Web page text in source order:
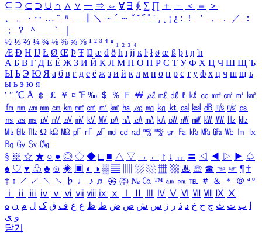
⊆ ⊇ ⊂ ⊃ ∪ ∩ ∧ ∨ ￢ ⇒ ⇔ ∀ ∃ ∮ ∑ ∏ ＋ － ＜ ＝
＞
、
。 · ‥ … ¨ 〃 ― ＼ ∼ ´ ～ ˇ ˘ ˝ ˚ ˙ ¸ ¡ ¿ ː ！ ＇ ， ． ／
：
；
？ ＾ ｀
½ ⅓ ⅔ ¼ ¾ ⅛ ⅜ ⅝ ⅞ ¹ ² ³ ⁴ ⁿ ₁ ₂ ₃ ₄
Æ Ð Ħ Ĳ Ł Ø Œ Þ Ŧ Ŋ æ đ ð ħ ı ĳ ĸ ŀ ł ø œ ß þ ŧ ŋ ŉ
А Б В Г Д Е Ё Ж З И Й К Л М Н О П Р С Т У Ф Х Ц Ч Ш Щ Ъ
Ы Ь Э Ю Я а б в г д е ё ж з и й к л м н о п р с т у ф х ц ч ш щ ъ
ы ь э ю я
′ ″ ℃ Å ￠ ￡ ￥ ¤ ℉ ‰ ＄ ％ Ｆ ￦ ㎕ ㎖ ㎗ ℓ ㎘ ㏄ ㎣ ㎤ ㎥ ㎦
㎙ ㎚ ㎛ ㎜ ㎝ ㎞ ㎟ ㎠ ㎡ ㎢ ㏊ ㎍ ㎎ ㎏ ㏏ ㎈ ㎉ ㏈ ㎧ ㎨ ㎰
㎱ ㎲ ㎳ ㎴ ㎵ ㎶ ㎷ ㎸ ㎹ ㎀ ㎁ ㎂ ㎃ ㎄ ㎺ ㎻ ㎽ ㎾ ㎿ ㎐ ㎑
㎒ ㎓ ㎔ Ω ㏀ ㏁ ㎊ ㎋ ㎌ ㏖ ㏅ ㎭ ㎮ ㎯ ㏛ ㎩ ㎪ ㎫ ㎬ ㏝ ㏐
㏓
㏃ ㏉ ㏜ ㏆
§ ※ ☆ ★ ○ ● ◎ ◇ ◆ □ ■ △ ▽ → ← ↑ ↓ ↔ 〓 ◁ ◀ ▷ ▶ ♤
♠ ♡ ♥ ♧ ♣ ⊙ ◈ ▣ ◐ ◑ ▒ ▤ ▨ ▧ ▦ ▩ ♨ ☏ ☎ ☜ ☞ ¶ †
‡ ↕ ↗ ↙ ↖ ↘ ♭ ♩ ♪ ♬ ㉿ ㈜ № ㏇ ™ ㏂ ㏘ ℡ ＃ ＆ ＊ ＠ ª º
ⅰ
ⅱ ⅲ ⅳ ⅴ ⅵ ⅶ ⅷ ⅸ ⅹ Ⅳ Ⅴ Ⅵ Ⅶ Ⅷ Ⅸ Ⅹ
ب ت ث ج ح خ د ذ ر ز س ش ص ض ط ظ ع غ ف ق ک ل م ن ه
و ی
닫기